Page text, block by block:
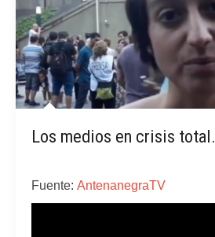
Los medios en crisis total.
Fuente: AntenanegraTV